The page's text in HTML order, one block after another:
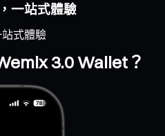
一站式體驗
式體驗
3.0 Wallet？